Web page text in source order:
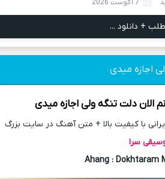
7 آگوست 2026
+ دانلود ...
اجازه میدی
الان دلت تنگه ولی اجازه میدی
با کیفیت بالا + متن آهنگ در سایت بزرگ
سرا
Ahang : Dokhtaram